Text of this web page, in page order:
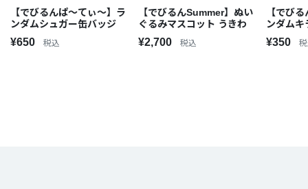
【でびるんぱ～てぃ～】ラ
ンダムシュガー缶バッジ
¥650 税込
【でびるんSummer】ぬい
ぐるみマスコット うきわ
¥2,700 税込
【でび
ンダムキ
¥350